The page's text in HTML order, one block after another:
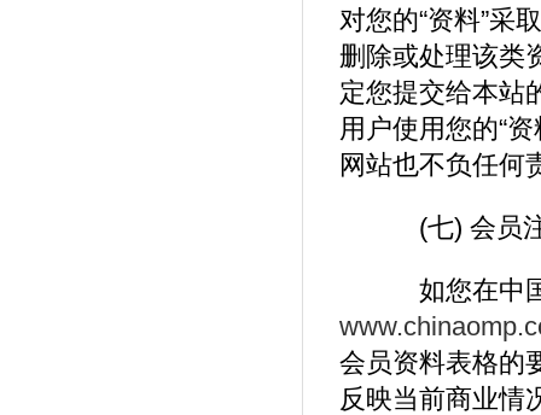
对您的“资料”采
删除或处理该类
定您提交给本站
用户使用您的“
网站也不负任何
(七) 会员注
如您在中国
会员资料表格的
反映当前商业情